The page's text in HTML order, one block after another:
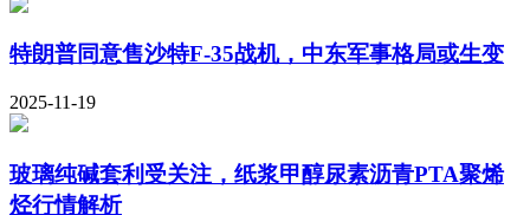
特朗普同意售沙特F-35战机，中东军事格局或生变
2025-11-19
玻璃纯碱套利受关注，纸浆甲醇尿素沥青PTA聚烯
烃行情解析